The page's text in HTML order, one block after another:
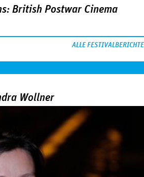
British Postwar Cinema
ALLE FESTIVALBERICHTE
Wollner